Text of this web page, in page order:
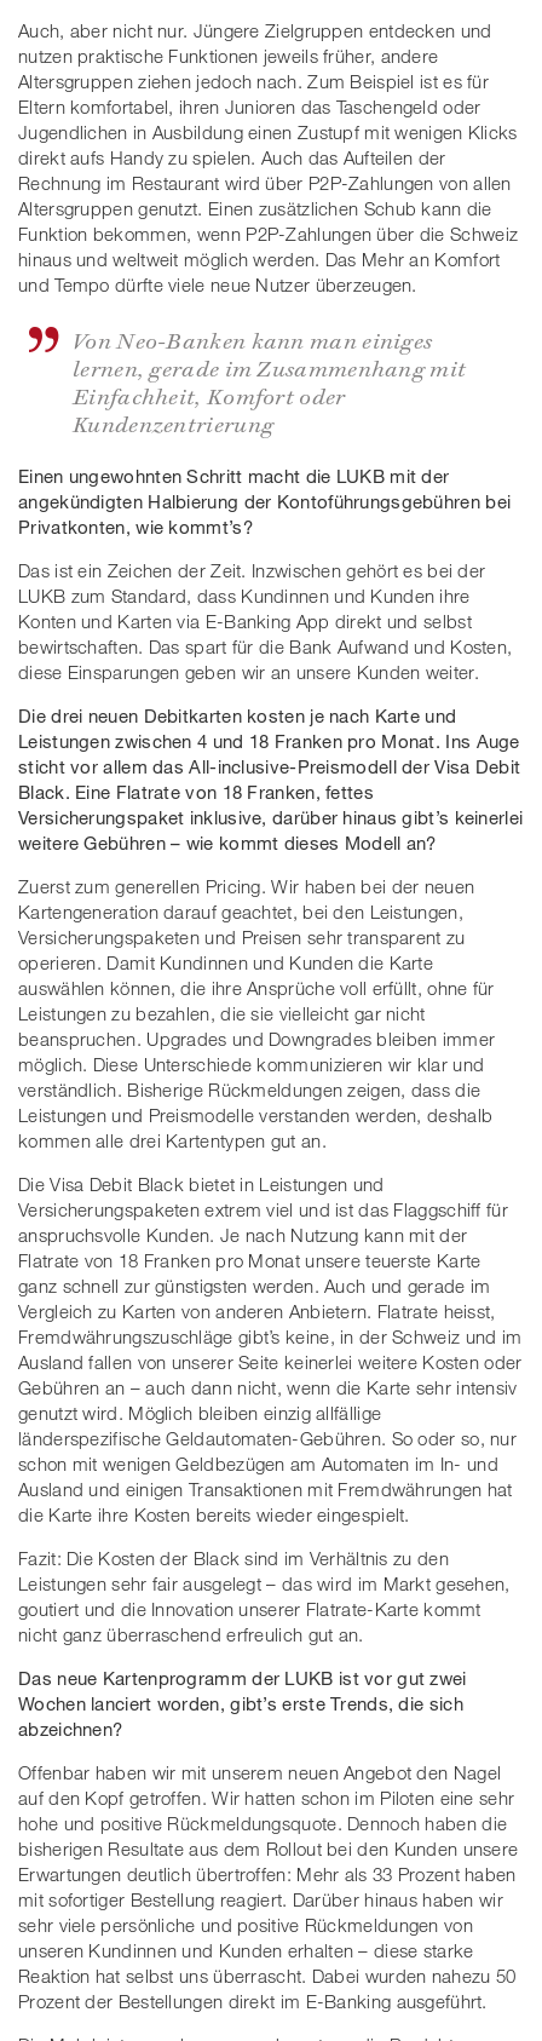
Auch, aber nicht nur. Jüngere Zielgruppen entdecken und
nutzen praktische Funktionen jeweils früher, andere
Altersgruppen ziehen jedoch nach. Zum Beispiel ist es für
Eltern komfortabel, ihren Junioren das Taschengeld oder
Jugendlichen in Ausbildung einen Zustupf mit wenigen Klicks
direkt aufs Handy zu spielen. Auch das Aufteilen der
Rechnung im Restaurant wird über P2P-Zahlungen von allen
Altersgruppen genutzt. Einen zusätzlichen Schub kann die
Funktion bekommen, wenn P2P-Zahlungen über die Schweiz
hinaus und weltweit möglich werden. Das Mehr an Komfort
und Tempo dürfte viele neue Nutzer überzeugen.
Von Neo-Banken kann man einiges
lernen, gerade im Zusammenhang mit
Einfachheit, Komfort oder
Kundenzentrierung
Einen ungewohnten Schritt macht die LUKB mit der
angekündigten Halbierung der Kontoführungsgebühren bei
Privatkonten, wie kommt’s?
Das ist ein Zeichen der Zeit. Inzwischen gehört es bei der
LUKB zum Standard, dass Kundinnen und Kunden ihre
Konten und Karten via E-Banking App direkt und selbst
bewirtschaften. Das spart für die Bank Aufwand und Kosten,
diese Einsparungen geben wir an unsere Kunden weiter.
Die drei neuen Debitkarten kosten je nach Karte und
Leistungen zwischen 4 und 18 Franken pro Monat. Ins Auge
sticht vor allem dasAll-inclusive-Preismodell der Visa Debit
Black. Eine Flatrate von 18 Franken, fettes
Versicherungspaket inklusive, darüber hinaus gibt’s keinerlei
weitere Gebühren – wie kommt dieses Modell an?
Zuerst zum generellen Pricing. Wir haben bei der neuen
Kartengeneration darauf geachtet, bei den Leistungen,
Versicherungspaketen und Preisen sehr transparent zu
operieren. Damit Kundinnen und Kunden die Karte
auswählen können, die ihre Ansprüche voll erfüllt, ohne für
Leistungen zu bezahlen, die sie vielleicht gar nicht
beanspruchen. Upgrades und Downgrades bleiben immer
möglich. Diese Unterschiede kommunizieren wir klar und
verständlich. Bisherige Rückmeldungen zeigen, dass die
Leistungen und Preismodelle verstanden werden, deshalb
kommen alle drei Kartentypen gut an.
Die Visa Debit Black bietet in Leistungen und
Versicherungspaketen extrem viel und ist das Flaggschiff für
anspruchsvolle Kunden. Je nach Nutzung kann mit der
Flatrate von 18 Franken pro Monat unsere teuerste Karte
ganz schnell zur günstigsten werden. Auch und gerade im
Vergleich zu Karten von anderen Anbietern. Flatrate heisst,
Fremdwährungszuschläge gibt’s keine, in der Schweiz und im
Ausland fallen von unserer Seite keinerlei weitere Kosten oder
Gebühren an – auch dann nicht, wenn die Karte sehr intensiv
genutzt wird. Möglich bleiben einzig allfällige
länderspezifische Geldautomaten-Gebühren. So oder so, nur
schon mit wenigen Geldbezügen am Automaten im In- und
Ausland und einigen Transaktionen mit Fremdwährungen hat
die Karte ihre Kosten bereits wieder eingespielt.
Fazit: Die Kosten der Black sind im Verhältnis zu den
Leistungen sehr fair ausgelegt – das wird im Markt gesehen,
goutiert und die Innovation unserer Flatrate-Karte kommt
nicht ganz überraschend erfreulich gut an.
Das neue Kartenprogramm der LUKB ist vor gut zwei
Wochen lanciert worden, gibt’s erste Trends, die sich
abzeichnen?
Offenbar haben wir mit unserem neuen Angebot den Nagel
auf den Kopf getroffen. Wir hatten schon im Piloten eine sehr
hohe und positive Rückmeldungsquote. Dennoch haben die
bisherigen Resultate aus dem Rollout bei den Kunden unsere
Erwartungen deutlich übertroffen: Mehr als 33 Prozent haben
mit sofortiger Bestellung reagiert. Darüber hinaus haben wir
sehr viele persönliche und positive Rückmeldungen von
unseren Kundinnen und Kunden erhalten – diese starke
Reaktion hat selbst uns überrascht. Dabei wurden nahezu 50
Prozent der Bestellungen direkt im E-Banking ausgeführt.